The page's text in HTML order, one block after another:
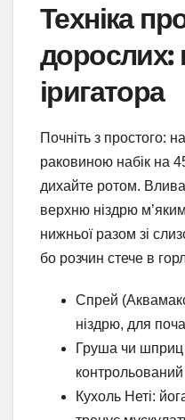
Техніка
дорослих:
іригатора
Почніть з простого:
раковиною набік на
дихайте ротом.
верхню ніздрю
нижньої разом зі
бо розчин стече в
Спрей
ніздрю, для
Груша чи шприц
Кухоль Неті: